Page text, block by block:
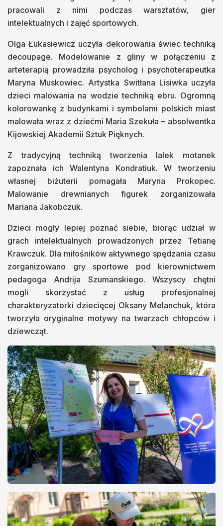
pracowali z nimi podczas warsztatów, gier
intelektualnych i zajęć sportowych.
Olga Łukasiewicz uczyła dekorowania świec techniką
decoupage. Modelowanie z gliny w połączeniu z
arteterapią prowadziła psycholog i psychoterapeutka
Maryna Muskowiec. Artystka Switłana Lisiwka uczyła
dzieci malowania na wodzie techniką ebru. Ogromną
kolorowankę z budynkami i symbolami polskich miast
malowała wraz z dziećmi Maria Szekuła – absolwentka
Kijowskiej Akademii Sztuk Pięknych.
Z tradycyjną techniką tworzenia lalek motanek
zapoznała ich Walentyna Kondratiuk. W tworzeniu
własnej biżuterii pomagała Maryna Prokopec.
Malowanie drewnianych figurek zorganizowała
Mariana Jakobczuk.
Dzieci mogły lepiej poznać siebie, biorąc udział w
grach intelektualnych prowadzonych przez Tetianę
Krawczuk. Dla miłośników aktywnego spędzania czasu
zorganizowano gry sportowe pod kierownictwem
pedagoga Andrija Szumanskiego. Wszyscy chętni
mogli skorzystać z usług profesjonalnej
charakteryzatorki dziecięcej Oksany Melanchuk, która
tworzyła oryginalne motywy na twarzach chłopców i
dziewcząt.